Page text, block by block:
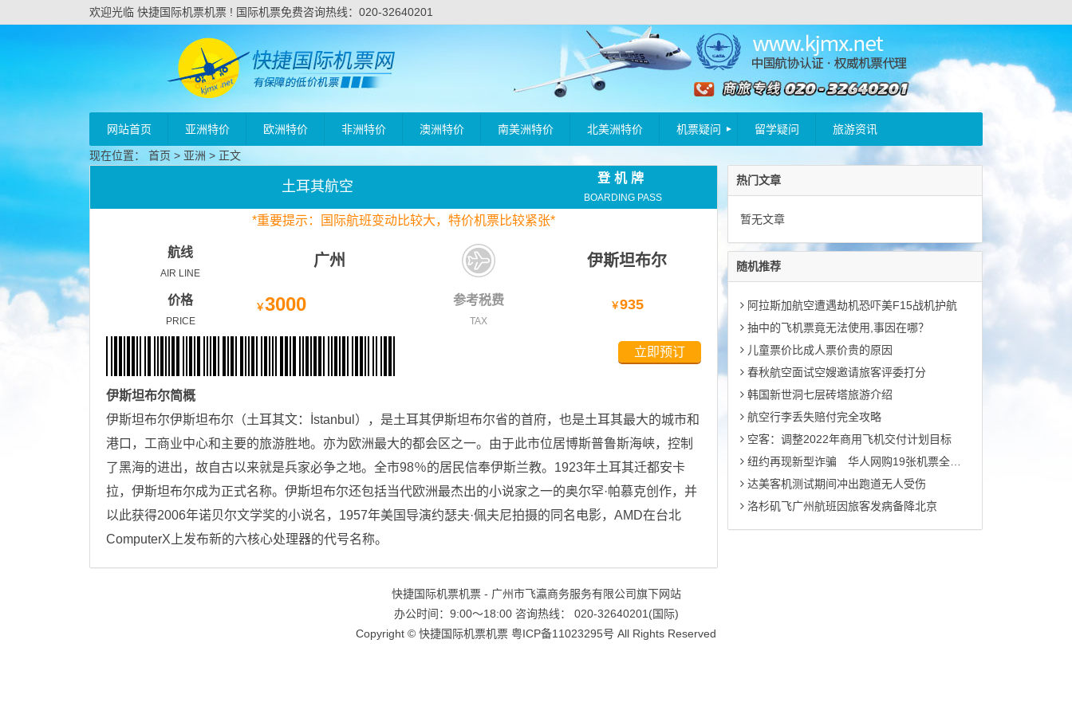
欢迎光临 快捷国际机票机票 ! 国际机票免费咨询热线：020-32640201
网站首页 亚洲特价 欧洲特价 非洲特价 澳洲特价 南美洲特价 北美洲特价 机票疑问 留学疑问 旅游资讯
现在位置： 首页 > 亚洲 > 正文
土耳其航空
登机牌
BOARDING PASS
*重要提示：国际航班变动比较大，特价机票比较紧张*
航线
AIR LINE
广州 伊斯坦布尔
价格
PRICE
￥3000 参考税费
TAX
￥935
立即预订
伊斯坦布尔简概
伊斯坦布尔伊斯坦布尔（土耳其文：İstanbul），是土耳其伊斯坦布尔省的首府，也是土耳其最大的城市和
港口，工商业中心和主要的旅游胜地。亦为欧洲最大的都会区之一。由于此市位居博斯普鲁斯海峡，控制
了黑海的进出，故自古以来就是兵家必争之地。全市98％的居民信奉伊斯兰教。1923年土耳其迁都安卡
拉，伊斯坦布尔成为正式名称。伊斯坦布尔还包括当代欧洲最杰出的小说家之一的奥尔罕·帕慕克创作，并
以此获得2006年诺贝尔文学奖的小说名，1957年美国导演约瑟夫·佩夫尼拍摄的同名电影，AMD在台北
ComputerX上发布新的六核心处理器的代号名称。
热门文章
暂无文章
随机推荐
阿拉斯加航空遭遇劫机恐吓美F15战机护航
抽中的飞机票竟无法使用,事因在哪？
儿童票价比成人票价贵的原因
春秋航空面试空嫂邀请旅客评委打分
韩国新世洞七层砖塔旅游介绍
航空行李丢失赔付完全攻略
空客：调整2022年商用飞机交付计划目标
纽约再现新型诈骗 华人网购19张机票全是假的
达美客机测试期间冲出跑道无人受伤
洛杉矶飞广州航班因旅客发病备降北京
快捷国际机票机票 - 广州市飞瀛商务服务有限公司旗下网站
办公时间：9:00～18:00 咨询热线： 020-32640201(国际)
Copyright © 快捷国际机票机票 粤ICP备11023295号 All Rights Reserved